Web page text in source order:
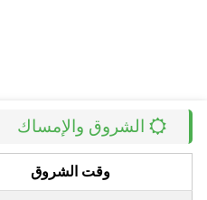
الشروق والإمساك
وقت الشروق